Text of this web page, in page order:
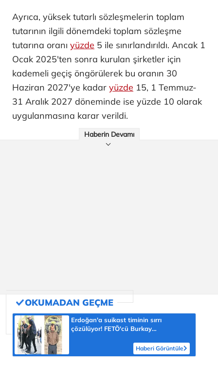
Ayrıca, yüksek tutarlı sözleşmelerin toplam
tutarının ilgili dönemdeki toplam sözleşme
tutarına oranı yüzde 5 ile sınırlandırıldı. Ancak 1
Ocak 2025'ten sonra kurulan şirketler için
kademeli geçiş öngörülerek bu oranın 30
Haziran 2027'ye kadar yüzde 15, 1 Temmuz-
31 Aralık 2027 döneminde ise yüzde 10 olarak
uygulanmasına karar verildi.
Haberin Devamı
Erdoğan'a suikast timinin sırrı
çözülüyor! FETÖ'cü Burkay
Haberi Görüntüle